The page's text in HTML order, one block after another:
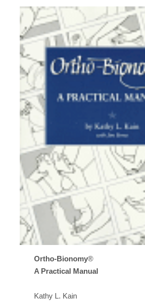
Ortho-Bionomy®
A Practical Manual
Kathy L. Kain